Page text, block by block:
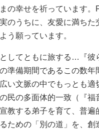
の幸せを祈っています。
のうちに、友愛に満ちた
う願っています。
してともに旅する…『彼
準備期間であるこの数年
い文脈の中でもっとも適
民の多面体的一致（『福
教する弟子を育て、普遍
ための「別の道」を、創